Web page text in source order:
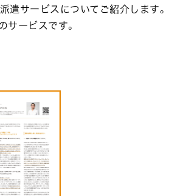
遣サービスについてご紹介します。
ービスです。